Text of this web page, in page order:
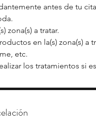
antes de tu
zona(s) a tratar.
en la(s) zona(s) a
etc.
los tratamientos si